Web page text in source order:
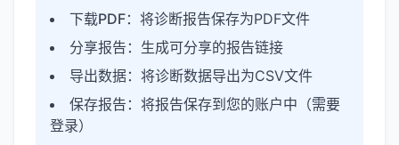
下载PDF：将诊断报告保存为PDF文件
分享报告 ：生成可分享的报告链接
导出数据：将诊断数据导出为CSV文件
保存报告 ：将报告保存到您的账户中（需要
登录）